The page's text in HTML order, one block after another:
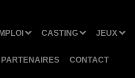
CASTING JEUX
CONTACT